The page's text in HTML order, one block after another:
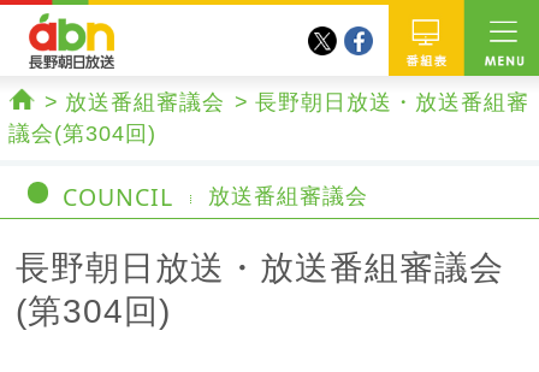
番組
twitterfacebook
ホーム
放送番組審議会
長野朝日放送・放送番組審
議会(第304回)
COUNCIL 放送番組審議会
長野朝日放送・放送番組審議会
(第304回)